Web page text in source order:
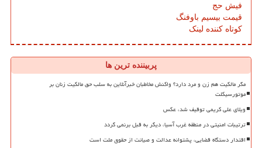
فیش حج
قیمت بیسیم باوفنگ
کوتاه کننده لینک
پربیننده ترین ها
مگر مالکیت هم زن و مرد دارد؟ واکنش مخاطبان خبرآنلاین به سلب حق مالکیت زنان بر
موتورسیکلت
ویلای علی کریمی توقیف شد، عکس
ترتیبات امنیتی در منطقه غرب آسیا، دیگر به قبل برنمی گردد
اقتدار دستگاه قضایی، پشتوانه عدالت و صیانت از حقوق ملت است